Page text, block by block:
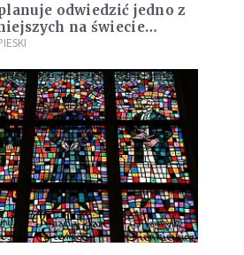
odwiedzić jedno z
na świecie
maryjnych